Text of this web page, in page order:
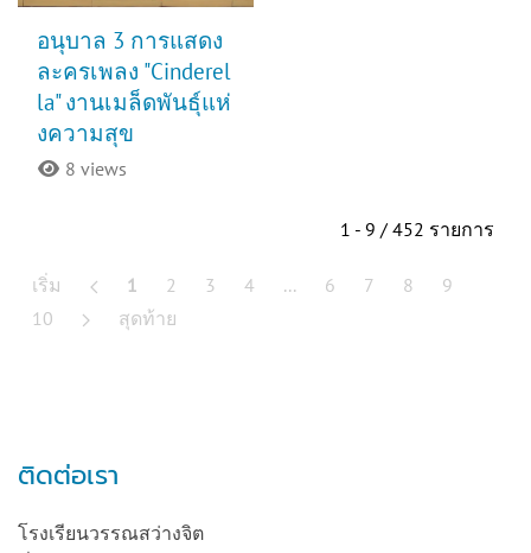
อนุบาล 3 การแสดง
ละครเพลง "Cinderel
la" งานเมล็ดพันธุ์แห่
งความสุข
8 views
1 - 9 / 452 รายการ
เริ่ม 1 2 3 4 ... 6 7 8
9
10
สุดท้าย
ติดต่อเรา
โรงเรียนวรรณสว่างจิต